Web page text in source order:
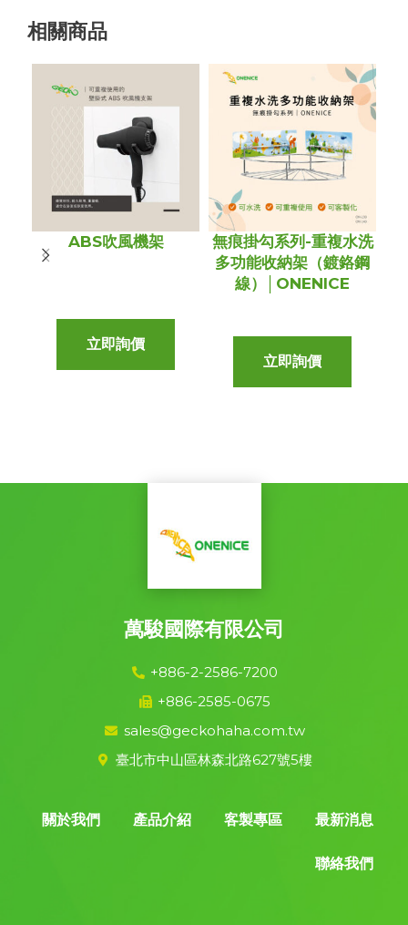
相關商品
ABS吹風機架
立即詢價
無痕掛勾系列-重複水洗
多功能收納架（鍍鉻鋼
線）│ONENICE
立即詢價
萬駿國際有限公司
+886-2-2586-7200
+886-2585-0675
sales@geckohaha.com.tw
臺北市中山區林森北路627號5樓
關於我們 產品介紹 客製專區 最新消息
聯絡我們